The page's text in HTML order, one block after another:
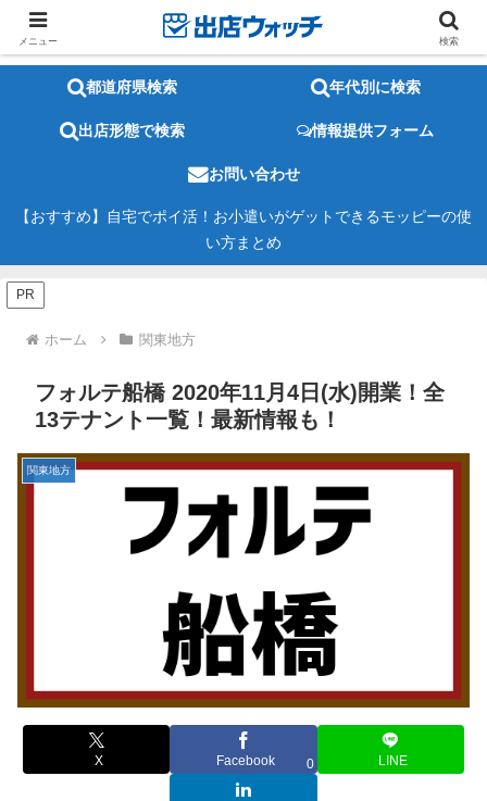
都道府県検索 年代別に検索
出店形態で検索 情報提供フォーム
お問い合わせ
【おすすめ】自宅でポイ活！お小遣いがゲットできるモッピーの使
い方まとめ
PR
ホーム 関東地方
フォルテ船橋 2020年11月4日(水)開業！全
13テナント一覧！最新情報も！
関東地方
X Facebook 0 LINE
メニュー 検索